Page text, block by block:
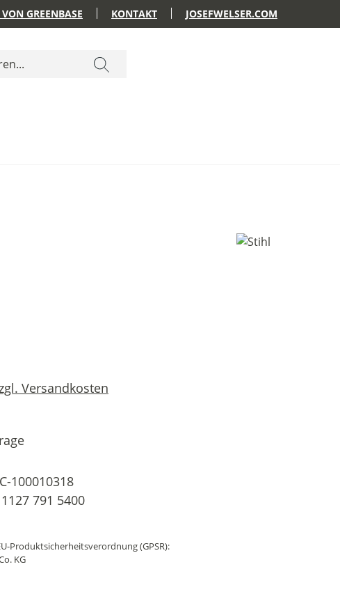
GREENBASE KONTAKT JOSEFWELSER.COM
Versandkosten
100010318
1127 791 5400
Produktsicherheitsverordnung (GPSR):
KG